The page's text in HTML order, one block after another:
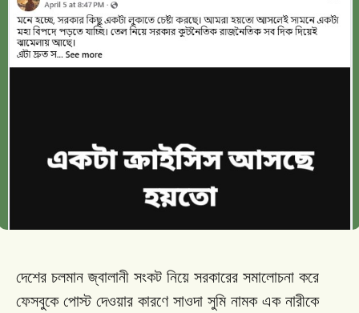
দেশের চলমান জ্বালানী সংকট নিয়ে সরকারের সমালোচনা করে
ফেসবুকে পোস্ট দেওয়ার কারণে সাওদা সুমি নামক এক নারীকে